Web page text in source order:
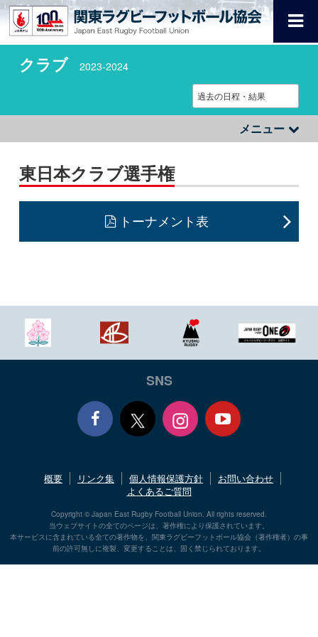
クラブ 2023-2024
メニュー
東日本クラブ選手権
トーナメント表
SNS
book
ube
概要 リンク集 個人情報保護方針
お問い合わせ
よくあるご質問
Copyright © Japan East Rugby Football Union. All rights reserved.
当ウェブサイトの全てのページは、著作権により保護されています。
本サービスに含まれている全ての著作物を、関東ラグビーフットボール協会（著作権者）の事
前の許可無しに複製、変更することは、固く禁じられております。